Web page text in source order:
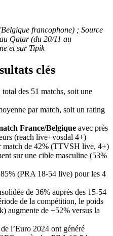
francophone) ; Source
Qatar (du 20/11 au
et sur Tipik
clés
des 51 matchs, soit une
par match, soit un rating
France/Belgique avec près
(reach live+vosdal 4+)
match de 42% (TTVSH live, 4+)
sur une cible masculine (53%
(PRA 18-54 live) pour les 4
de 36% auprès des 15-54
de la compétition, le poids
augmente de +52% versus la
l’Euro 2024 ont généré